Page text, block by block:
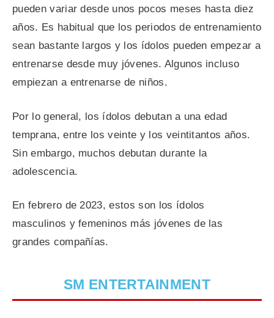
pueden variar desde unos pocos meses hasta diez
años. Es habitual que los periodos de entrenamiento
sean bastante largos y los ídolos pueden empezar a
entrenarse desde muy jóvenes. Algunos incluso
empiezan a entrenarse de niños.
Por lo general, los ídolos debutan a una edad
temprana, entre los veinte y los veintitantos años.
Sin embargo, muchos debutan durante la
adolescencia.
En febrero de 2023, estos son los ídolos
masculinos y femeninos más jóvenes de las
grandes compañías.
SM ENTERTAINMENT